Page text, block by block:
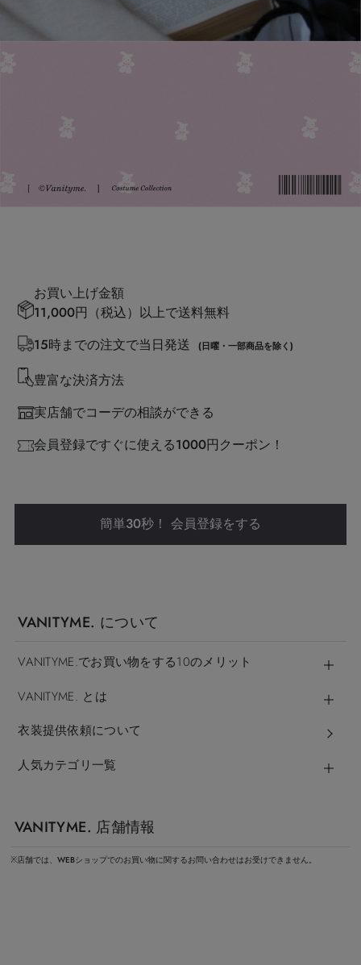
お買い上げ金額
11,000円（税込）以上で送料無料
15時までの注文で当日発送
(日曜・一部商品を除く)
豊富な決済方法
実店舗でコーデの相談ができる
会員登録ですぐに使える1000円クーポン！
簡単30秒！ 会員登録をする
VANITYME. について
VANITYME.でお買い物をする10のメリット
VANITYME. とは
衣装提供依頼について
人気カテゴリ一覧
VANITYME. 店舗情報
※店舗では、WEBショップでのお買い物に関するお問い合わせはお受けできません。